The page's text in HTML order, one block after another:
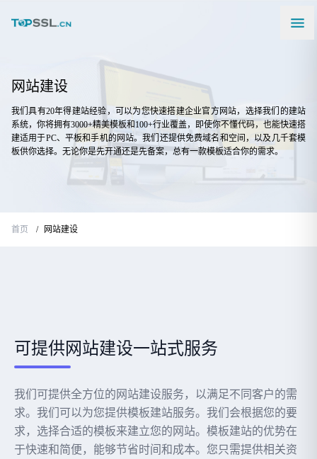
网站建设
我们具有20年得建站经验，可以为您快速搭建企业官方网站，选择我们的建站
系统，你将拥有3000+精美模板和100+行业覆盖，即使你不懂代码，也能快速搭
建适用于PC、平板和手机的网站。我们还提供免费域名和空间，以及几千套模
板供你选择。无论你是先开通还是先备案，总有一款模板适合你的需求。
首页 网站建设
可提供网站建设一站式服务
我们可提供全方位的网站建设服务，以满足不同客户的需
求。我们可以为您提供模板建站服务。我们会根据您的要
求，选择合适的模板来建立您的网站。模板建站的优势在
于快速和简便，能够节省时间和成本。您只需提供相关资